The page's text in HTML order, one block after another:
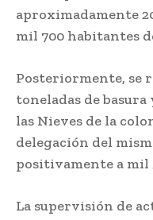
aproximadamente
mil 700 habitantes
Posteriormente, se
toneladas de basura
las Nieves de la
delegación del
positivamente a mil
La supervisión de